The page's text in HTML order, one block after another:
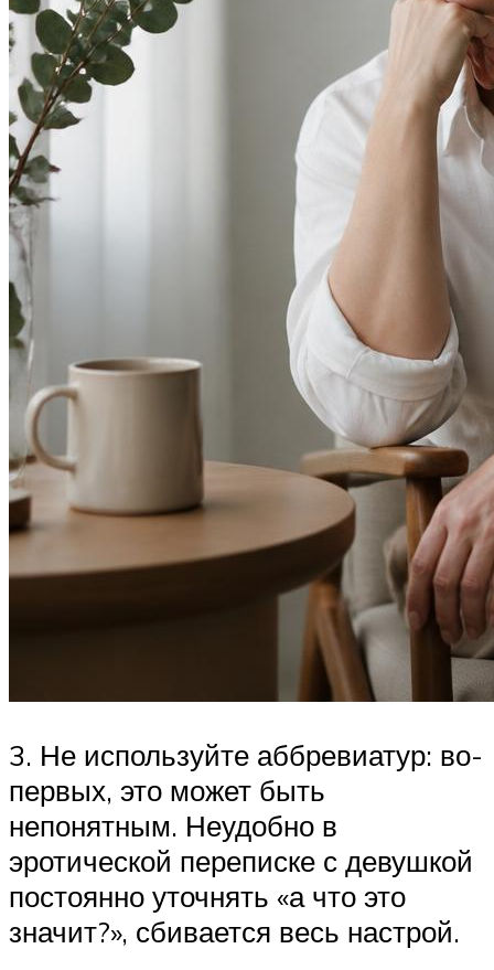
3. Не используйте аббревиатур: во-
первых, это может быть
непонятным. Неудобно в
эротической переписке с девушкой
постоянно уточнять «а что это
значит?», сбивается весь настрой.